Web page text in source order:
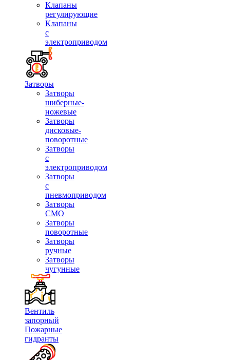
Клапаны
регулирующие
Клапаны
с
электроприводом
Затворы
Затворы
шиберные-
ножевые
Затворы
дисковые-
поворотные
Затворы
с
электроприводом
Затворы
с
пневмоприводом
Затворы
СМО
Затворы
поворотные
Затворы
ручные
Затворы
чугунные
Вентиль
запорный
Пожарные
гидранты